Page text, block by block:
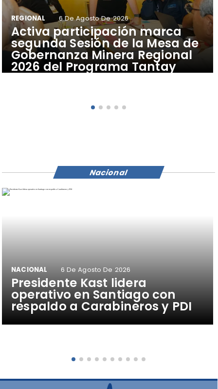
​Activa participación marca
segunda Sesión de la Mesa de
Gobernanza Minera Regional
2026 del Programa Tantay
Atacama® USM
REGIONAL 6 De Agosto De 2026
Presidente Kast lidera
operativo en Santiago con
respaldo a Carabineros y PDI
NACIONAL 6 De Agosto De 2026
Nacional